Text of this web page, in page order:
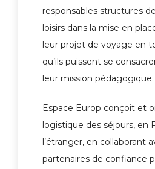
responsables structures
loisirs dans la mise en
leur projet de voyage en
qu’ils puissent se
leur mission pédagogique.
Espace Europ conçoit et
logistique des séjours, en
l’étranger, en collaborant
partenaires de confiance